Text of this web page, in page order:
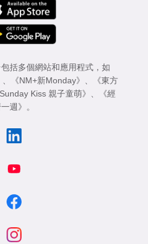
括多個網站和應用程式，如
《NM+新Monday》
《東方
Sunday Kiss 親子童萌》
《經
週》
。